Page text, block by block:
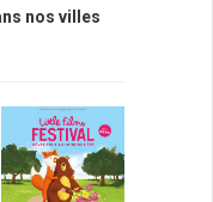
nos villes